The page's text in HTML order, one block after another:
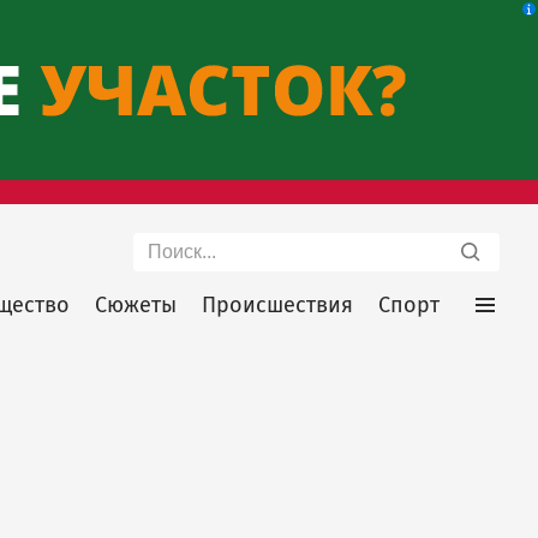
Поиск
Сюжеты Происшествия Спорт